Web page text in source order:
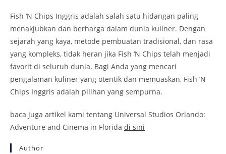
Fish ‘N Chips Inggris adalah salah satu hidangan paling
menakjubkan dan berharga dalam dunia kuliner. Dengan
sejarah yang kaya, metode pembuatan tradisional, dan rasa
yang kompleks, tidak heran jika Fish ‘N Chips telah menjadi
favorit di seluruh dunia. Bagi Anda yang mencari
pengalaman kuliner yang otentik dan memuaskan, Fish ‘N
Chips Inggris adalah pilihan yang sempurna.
baca juga artikel kami tentang Universal Studios Orlando:
Adventure and Cinema in Florida di sini
Author